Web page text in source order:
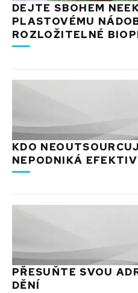
DEJTE SBOHEM
PLASTOVÉMU
ROZLOŽITELNÉ
KDO
NEPODNIKÁ
PŘESUŇTE SVOU
DĚNÍ